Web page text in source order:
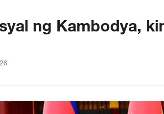
ng Kambodya,